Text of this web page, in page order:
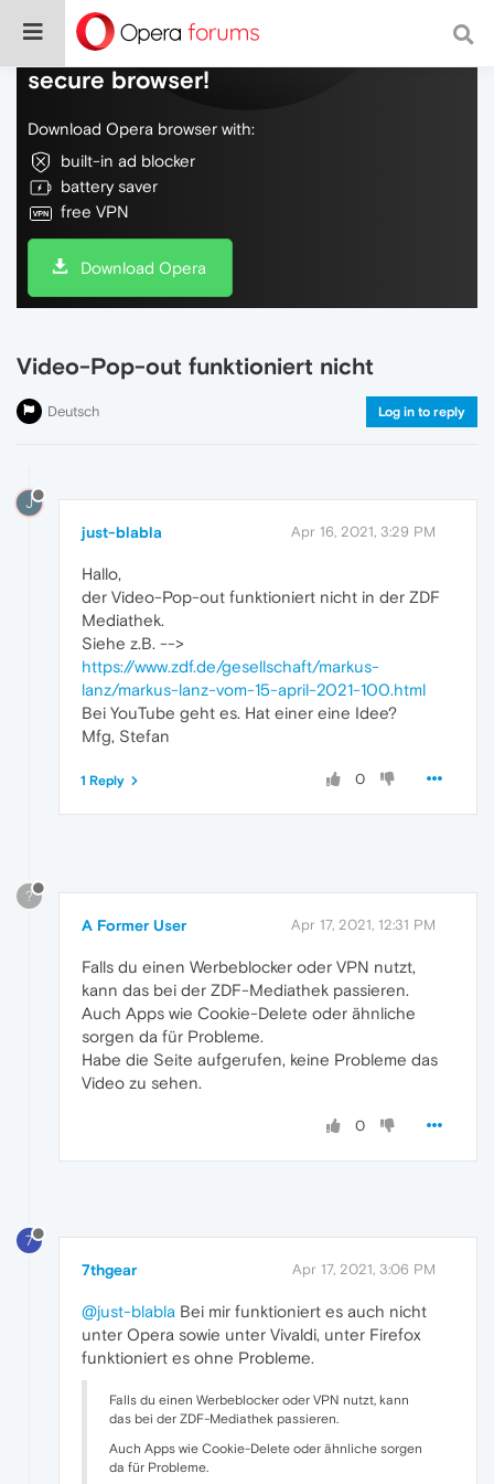
Do more on the web, with a fast and
secure browser!
Download Opera browser with:
built-in ad blocker
battery saver
free VPN
Download Opera
Video-Pop-out funktioniert nicht
Deutsch Log in to reply
J
just-blabla Apr 16, 2021, 3:29 PM
Hallo,
der Video-Pop-out funktioniert nicht in der ZDF
Mediathek.
Siehe z.B. -->
https://www.zdf.de/gesellschaft/markus-
lanz/markus-lanz-vom-15-april-2021-100.html
Bei YouTube geht es. Hat einer eine Idee?
Mfg, Stefan
0
1 Reply
?
A Former User Apr 17, 2021, 12:31 PM
Falls du einen Werbeblocker oder VPN nutzt,
kann das bei der ZDF-Mediathek passieren.
Auch Apps wie Cookie-Delete oder ähnliche
sorgen da für Probleme.
Habe die Seite aufgerufen, keine Probleme das
Video zu sehen.
0
7
7thgear Apr 17, 2021, 3:06 PM
@just-blabla Bei mir funktioniert es auch nicht
unter Opera sowie unter Vivaldi, unter Firefox
funktioniert es ohne Probleme.
Falls du einen Werbeblocker oder VPN nutzt, kann
das bei der ZDF-Mediathek passieren.
Auch Apps wie Cookie-Delete oder ähnliche sorgen
da für Probleme.